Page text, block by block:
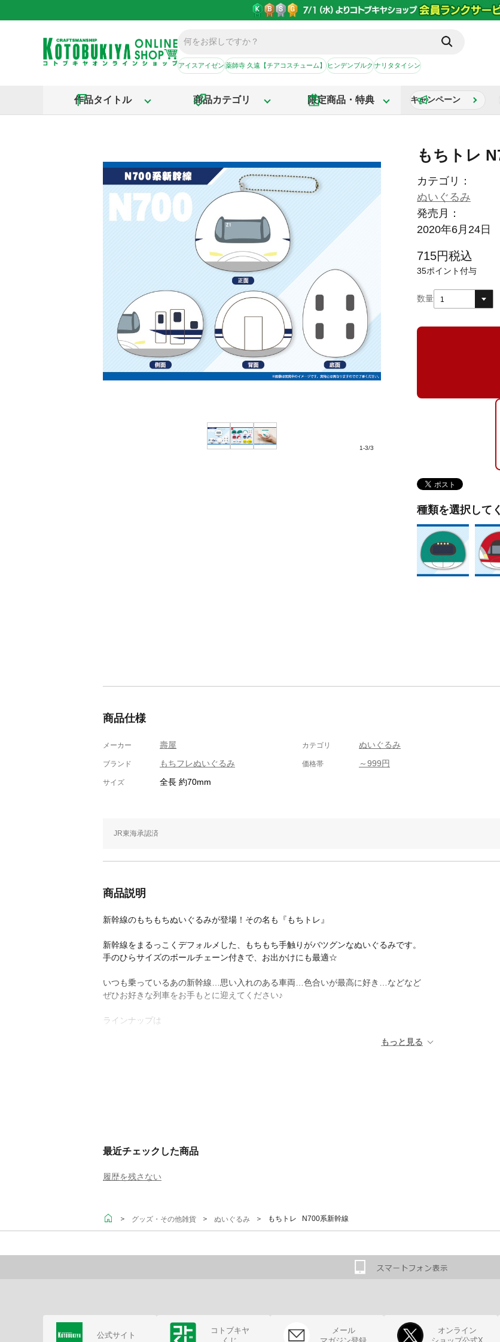
アイスアイゼン薬師寺 久遠【チアコスチューム】ヒンデンブルクナリタタイシン
作品タイトル 商品カテゴリ 限定商品・特典 キャンペーン
1-3/3
もちトレ
カテゴリ：
ぬいぐるみ
発売月：
2020年6月24日
715円税込
35ポイント付与
数量 1
種類を選択して
商品仕様
メーカー 壽屋 カテゴリ ぬいぐるみ
ブランド もちフレぬいぐるみ 価格帯 ～999円
サイズ 全長 約70mm
JR東海承認済
商品説明
新幹線のもちもちぬいぐるみが登場！その名も『もちトレ』
新幹線をまるっこくデフォルメした、もちもち手触りがバツグンなぬいぐるみです。
手のひらサイズのボールチェーン付きで、お出かけにも最適☆
いつも乗っているあの新幹線…思い入れのある車両…色合いが最高に好き…などなど
ぜひお好きな列車をお手もとに迎えてください♪
ラインナップは
最近チェックした商品
履歴を残さない
＞ グッズ・その他雑貨 ＞ ぬいぐるみ ＞ もちトレ N700系新幹線
公式サイト
コトブキヤ
メール
オンライン